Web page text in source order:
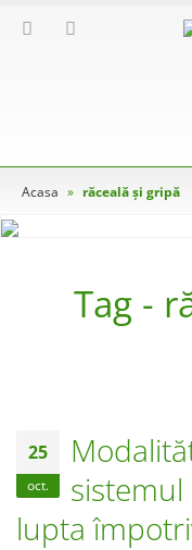
Acasa » răceală și gripă
Tag -
25
oct.
lupta